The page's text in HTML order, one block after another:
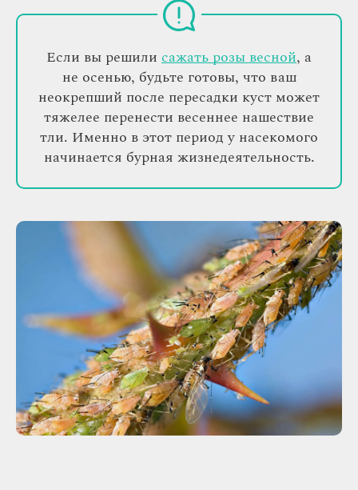
Если вы решили сажать розы весной, а
не осенью, будьте готовы, что ваш
неокрепший после пересадки куст может
тяжелее перенести весеннее нашествие
тли. Именно в этот период у насекомого
начинается бурная жизнедеятельность.